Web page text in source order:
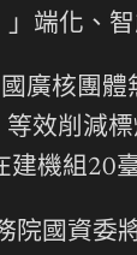
端化、
國廣核團
效削減
機組20
院國資委